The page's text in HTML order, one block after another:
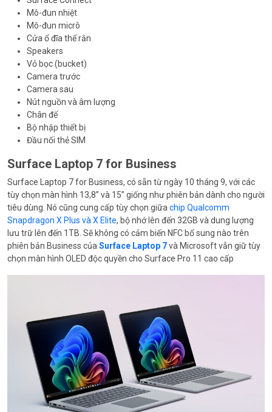
Mô-đun nhiệt
Mô-đun micrô
Cửa ổ đĩa thể rắn
Speakers
Vỏ bọc (bucket)
Camera trước
Camera sau
Nút nguồn và âm lượng
Chân đế
Bộ nhập thiết bị
Đầu nối thẻ SIM
Surface Laptop 7 for Business
Surface Laptop 7 for Business, có sẵn từ ngày 10 tháng 9, với các
tùy chọn màn hình 13,8” và 15” giống như phiên bản dành cho người
tiêu dùng. Nó cũng cung cấp tùy chọn giữa chip Qualcomm
Snapdragon X Plus và X Elite, bộ nhớ lên đến 32GB và dung lượng
lưu trữ lên đến 1TB. Sẽ không có cảm biến NFC bổ sung nào trên
phiên bản Business của Surface Laptop 7và Microsoft vẫn giữ tùy
chọn màn hình OLED độc quyền cho Surface Pro 11 cao cấp